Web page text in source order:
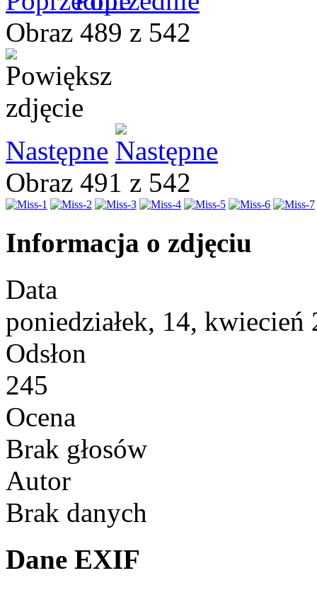
Obraz 489 z 542
Następne
Obraz 491 z 542
Informacja o zdjęciu
Data
poniedziałek, 14, kwiecień
Odsłon
245
Ocena
Brak głosów
Autor
Brak danych
Dane EXIF